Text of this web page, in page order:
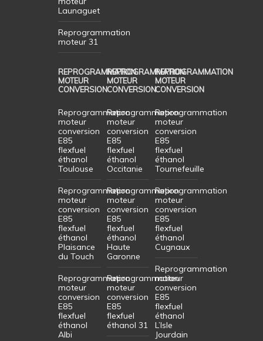
Launaguet
Reprogrammation
moteur 31
REPROGRAMMATION
MOTEUR
CONVERSION
Reprogrammation
moteur
conversion
E85
flexfuel
éthanol
Toulouse
Reprogrammation
moteur
conversion
E85
flexfuel
éthanol
Plaisance
du Touch
Reprogrammation
moteur
conversion
E85
flexfuel
éthanol
Albi
REPROGRAMMATION
MOTEUR
CONVERSION
Reprogrammation
moteur
conversion
E85
flexfuel
éthanol
Occitanie
Reprogrammation
moteur
conversion
E85
flexfuel
éthanol
Haute
Garonne
Reprogrammation
moteur
conversion
E85
flexfuel
éthanol 31
REPROGRAMMATION
MOTEUR
CONVERSION
Reprogrammation
moteur
conversion
E85
flexfuel
éthanol
Tournefeuille
Reprogrammation
moteur
conversion
E85
flexfuel
éthanol
Cugnaux
Reprogrammation
moteur
conversion
E85
flexfuel
éthanol
L’Isle
Jourdain